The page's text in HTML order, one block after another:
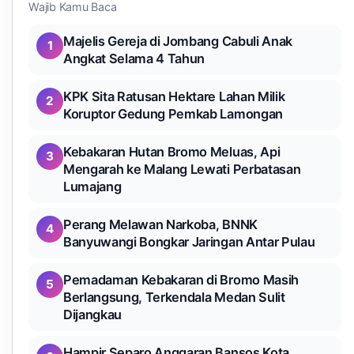
Wajib Kamu Baca
1
Majelis Gereja di Jombang Cabuli Anak
Angkat Selama 4 Tahun
2
KPK Sita Ratusan Hektare Lahan Milik
Koruptor Gedung Pemkab Lamongan
3
Kebakaran Hutan Bromo Meluas, Api
Mengarah ke Malang Lewati Perbatasan
Lumajang
4
Perang Melawan Narkoba, BNNK
Banyuwangi Bongkar Jaringan Antar Pulau
5
Pemadaman Kebakaran di Bromo Masih
Berlangsung, Terkendala Medan Sulit
Dijangkau